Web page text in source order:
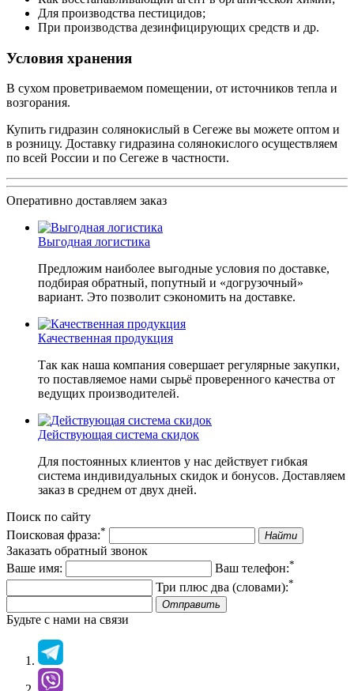
Для производства пестицидов;
При производства дезинфицирующих средств и др.
Условия хранения
В сухом проветриваемом помещении, от источников тепла и
возгорания.
Купить гидразин солянокислый в Сегеже вы можете оптом и
в розницу. Доставку гидразина солянокислого осуществляем
по всей России и по Сегеже в частности.
Оперативно доставляем заказ
Выгодная логистика
Предложим наиболее выгодные условия по доставке,
подбирая обратный, попутный и «догрузочный»
вариант. Это позволит сэкономить на доставке.
Качественная продукция
Так как наша компания совершает регулярные закупки,
то поставляемое нами сырьё проверенного качества от
ведущих производителей.
Действующая система скидок
Для постоянных клиентов у нас действует гибкая
система индивидуальных скидок и бонусов. Доставляем
заказ в среднем от двух дней.
Поиск по сайту
Поисковая фраза:* Найти
Заказать обратный звонок
Ваше имя:
Ваш телефон:*
Три плюс два (словами):*
Отправить
Будьте с нами на связи